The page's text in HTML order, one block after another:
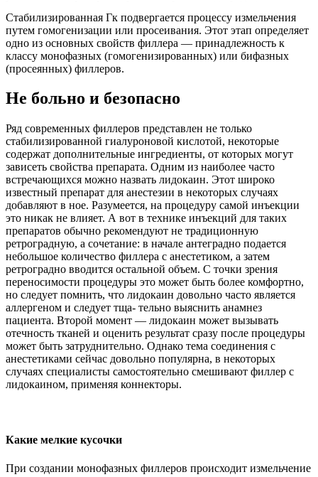
Стабилизированная Гк подвергается процессу измельчения
путем гомогенизации или просеивания. Этот этап определяет
одно из основных свойств филлера — принадлежность к
классу монофазных (гомогенизированных) или бифазных
(просеянных) филлеров.
Не больно и безопасно
Ряд современных филлеров представлен не только
стабилизированной гиалуроновой кислотой, некоторые
содержат дополнительные ингредиенты, от которых могут
зависеть свойства препарата. Одним из наиболее часто
встречающихся можно назвать лидокаин. Этот широко
известный препарат для анестезии в некоторых случаях
добавляют в ное. Разумеется, на процедуру самой инъекции
это никак не влияет. А вот в технике инъекций для таких
препаратов обычно рекомендуют не традиционную
ретроградную, а сочетание: в начале антеградно подается
небольшое количество филлера с анестетиком, а затем
ретроградно вводится остальной объем. С точки зрения
переносимости процедуры это может быть более комфортно,
но следует помнить, что лидокаин довольно часто является
аллергеном и следует тща- тельно выяснить анамнез
пациента. Второй момент — лидокаин может вызывать
отечность тканей и оценить результат сразу после процедуры
может быть затруднительно. Однако тема соединения с
анестетиками сейчас довольно популярна, в некоторых
случаях специалисты самостоятельно смешивают филлер с
лидокаином, применяя коннекторы.
Какие мелкие кусочки
При создании монофазных филлеров происходит измельчение